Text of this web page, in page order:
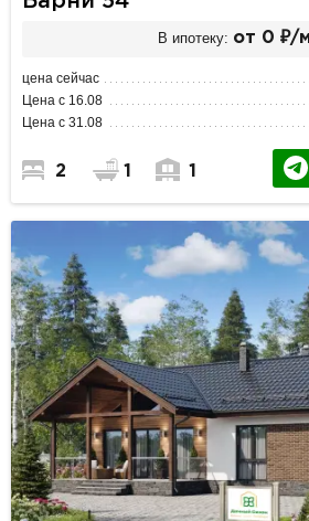
В ипотеку: от 0 ₽/
цена сейчас
Цена с 16.08
Цена с 31.08
2 1 1